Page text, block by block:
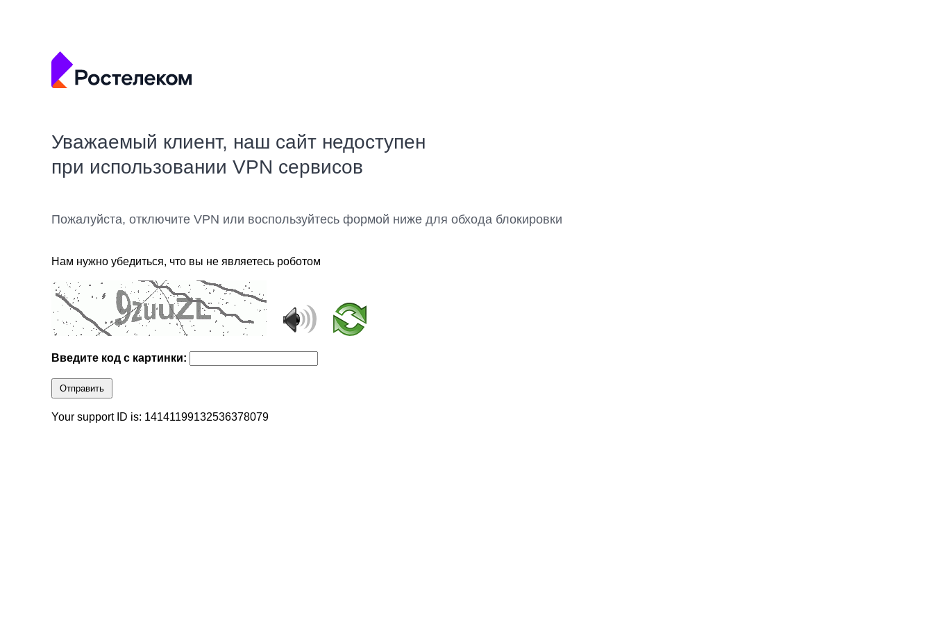
Уважаемый клиент, наш сайт недоступен
при использовании VPN сервисов
Пожалуйста, отключите VPN или воспользуйтесь формой ниже для обхода блокировки
Нам нужно убедиться, что вы не являетесь роботом
Введите код с картинки:
Отправить
Your support ID is: 14141199132536378079